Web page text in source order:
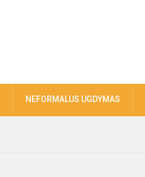
NEFORMALUS UGDYMAS